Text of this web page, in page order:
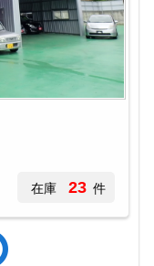
在庫 23 件